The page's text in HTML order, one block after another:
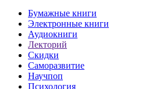
Бумажные книги
Электронные книги
Аудиокниги
Лекторий
Скидки
Саморазвитие
Научпоп
Психология